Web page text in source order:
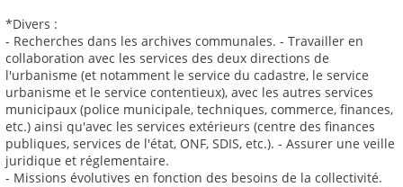
*Divers :
- Recherches dans les archives communales. - Travailler en
collaboration avec les services des deux directions de
l'urbanisme (et notamment le service du cadastre, le service
urbanisme et le service contentieux), avec les autres services
municipaux (police municipale, techniques, commerce, finances,
etc.) ainsi qu'avec les services extérieurs (centre des finances
publiques, services de l'état, ONF, SDIS, etc.). - Assurer une veille
juridique et réglementaire.
- Missions évolutives en fonction des besoins de la collectivité.